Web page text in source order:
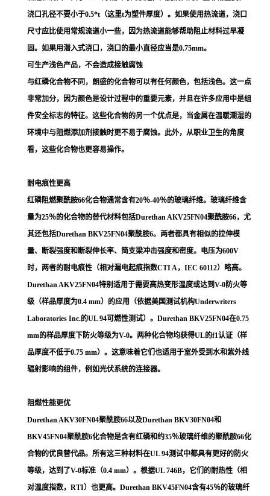
浇口孔径不要小于0.5*t（这里t为塑件厚度）。如果使用热流道，浇口
尺寸应比使用常规流道小一些，因为热流道能够帮助阻止材料过早凝
固。如果用潜入式浇口，浇口的最小直径应当是0.75mm。
可生产浅色产品，不会造成接触腐蚀
与红磷化合物不同，朗盛的化合物可以有任何颜色，包括浅色。这一点
非常加分，因为颜色是设计过程中的重要元素，并且在许多应用中是组
件安全标志的特征。这些化合物的另一个优点是，当金属在温暖潮湿的
环境中与阻燃添加剂接触时更不易于腐蚀。此外，从职业卫生的角度
看，这些化合物也更容易操作。
耐电痕性更高
红磷阻燃聚酰胺66化合物通常含有20％-40％的玻璃纤维。玻璃纤维含
量为25％的化合物的替代材料包括Durethan AKV25FN04聚酰胺66，尤
其还包括Durethan BKV25FN04聚酰胺6。两者都具有相似的拉伸模
量、断裂强度和断裂伸长率、简支梁冲击强度和密度。电压为600V
时，两者的耐电痕性（相对漏电起痕指数CTI A，IEC 60112）略高。
Durethan AKV25FN04特别适用于需要高热变形温度或达到V-0防火等
级（样品厚度为0.4 mm）的应用（依据美国测试机构Underwriters
Laboratories Inc.的UL 94可燃性测试）。Durethan BKV25FN04在0.75
mm的样品厚度下防火等级为V-0。两种化合物均获得UL的f1认证（样
品厚度不低于0.75 mm）。这意味着它们也适用于室外受到水和紫外线
辐射影响的组件，例如光伏系统的连接器。
阻燃性能更优
Durethan AKV30FN04聚酰胺66以及Durethan BKV30FN04和
BKV45FN04聚酰胺6化合物是含有红磷和约35％玻璃纤维的聚酰胺66化
合物的优良替代品。所有这三种材料在UL 94测试中都具有更好的防火
等级，达到了V-0标准（0.4 mm）。根据UL 746B，它们的耐热性（相
对温度指数，RTI）也更高。Durethan BKV45FN04含有45％的玻璃纤